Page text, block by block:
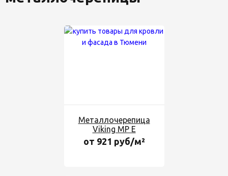
Металлочерепица
Viking MP E
от 921 руб/м²